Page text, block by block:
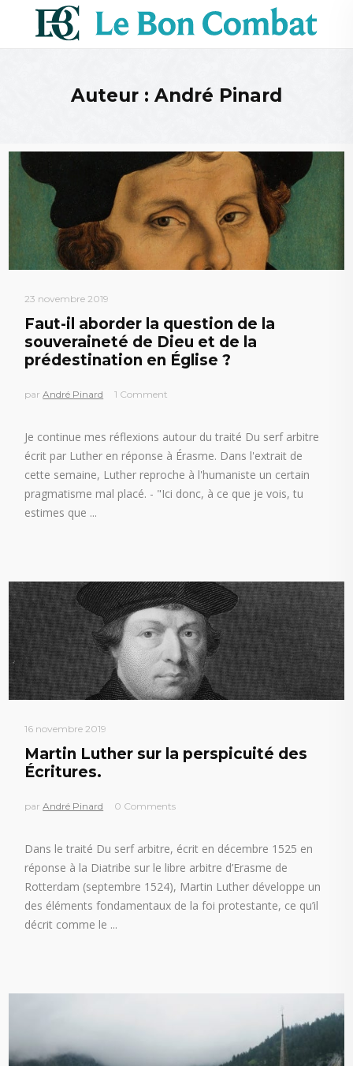
Auteur : André Pinard
23 novembre 2019
Faut-il aborder la question de la
souveraineté de Dieu et de la
prédestination en Église ?
parAndré Pinard 1 Comment
Je continue mes réflexions autour du traité Du serf arbitre
écrit par Luther en réponse à Érasme. Dans l'extrait de
cette semaine, Luther reproche à l'humaniste un certain
pragmatisme mal placé. - "Ici donc, à ce que je vois, tu
estimes que
16 novembre 2019
Martin Luther sur la perspicuité des
Écritures.
parAndré Pinard 0 Comments
Dans le traité Du serf arbitre, écrit en décembre 1525 en
réponse à la Diatribe sur le libre arbitre d’Erasme de
Rotterdam (septembre 1524), Martin Luther développe un
des éléments fondamentaux de la foi protestante, ce qu’il
décrit comme le